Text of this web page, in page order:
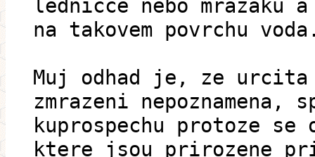
lednicce nebo mrazaku
na takovem povrchu
Muj odhad je, ze urcita
zmrazeni nepoznamena,
kuprospechu protoze se
ktere jsou prirozene